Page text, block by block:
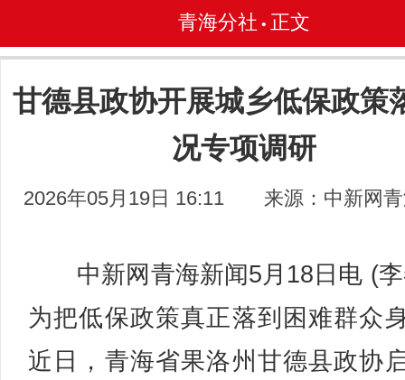
青海分社 • 正文
甘德县政协开展城乡低保政策
况专项调研
2026年05月19日 16:11 来源：中新网
中新网青海新闻5月18日电 (李
为把低保政策真正落到困难群众
近日，青海省果洛州甘德县政协